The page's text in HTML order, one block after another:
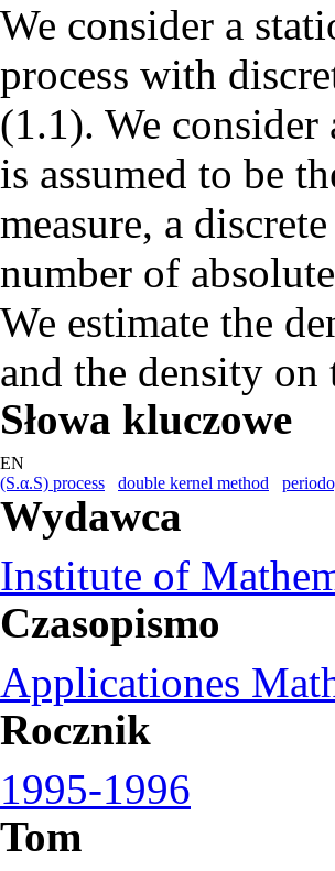
We consider a
process with
(1.1). We consider
is assumed to be
measure, a
number of
We estimate the
and the density on
Słowa kluczowe
EN
(S.α.S) process
double kernel method
Wydawca
Institute of
Czasopismo
Applicationes
Rocznik
1995-1996
Tom